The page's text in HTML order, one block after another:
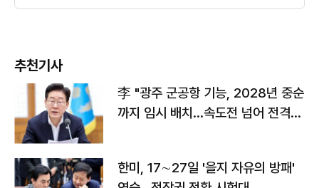
추천기사
李 "광주 군공항 기능, 2028년 중순
까지 임시 배치…속도전 넘어 전격
한미, 17∼27일 '을지 자유의 방패'